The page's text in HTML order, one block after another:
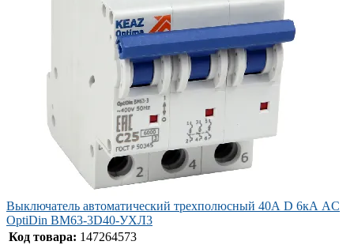
Выключатель автоматический трехполюсный 40А D 6кА AC
OptiDin BM63-3D40-УХЛ3
Код товара: 147264573